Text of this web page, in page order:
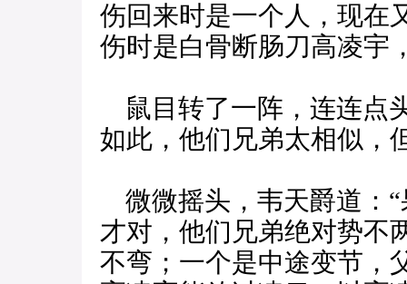
伤回来时是一个人，现在
伤时是白骨断肠刀高凌宇
鼠目转了一阵，连连点
如此，他们兄弟太相似，
微微摇头，韦天爵道：
才对，他们兄弟绝对势不
不弯；一个是中途变节，